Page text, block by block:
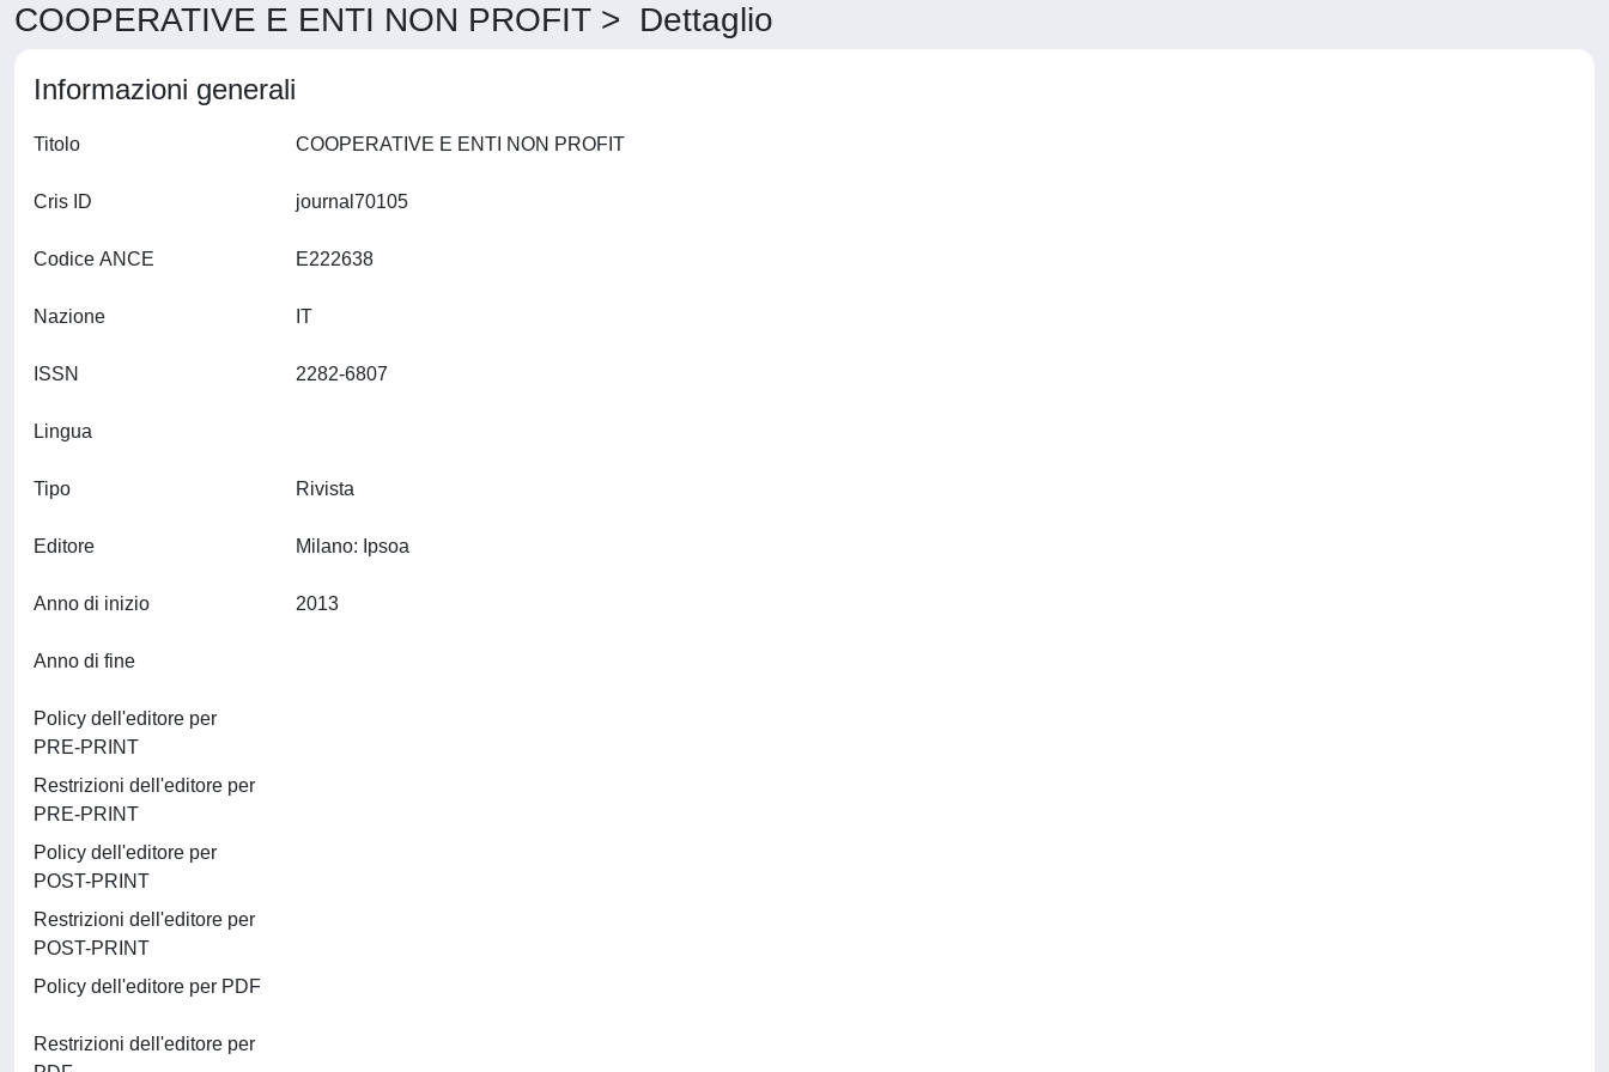
COOPERATIVE E ENTI NON PROFIT > Dettaglio
Informazioni generali
Titolo
Cris ID
Codice ANCE
Nazione
ISSN
Lingua
Tipo Rivista
Editore
Anno di inizio
Anno di fine
Policy dell'editore per
PRE-PRINT
Restrizioni dell'editore per
PRE-PRINT
Policy dell'editore per
POST-PRINT
Restrizioni dell'editore per
POST-PRINT
Policy dell'editore per PDF
Restrizioni dell'editore per